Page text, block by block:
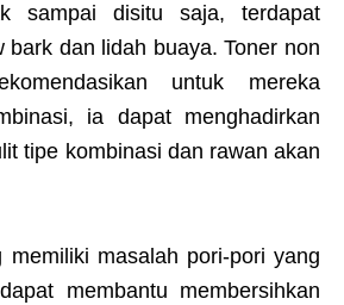
sampai disitu saja, terdapat
bark dan lidah buaya. Toner non
untuk mereka
ia dapat menghadirkan
tipe kombinasi dan rawan akan
memiliki masalah pori-pori yang
membantu membersihkan